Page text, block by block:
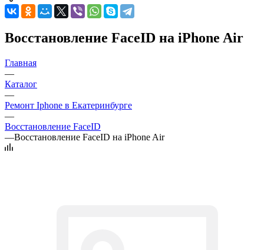
Восстановление FaceID на iPhone Air
Главная
—
Каталог
—
Ремонт Iphone в Екатеринбурге
—
Восстановление FaceID
—Восстановление FaceID на iPhone Air